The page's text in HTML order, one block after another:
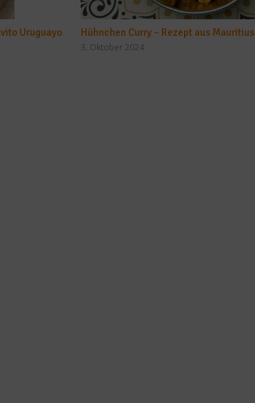
Uruguayo Hühnchen Curry – Rezept aus Mauritius
3. Oktober 2024